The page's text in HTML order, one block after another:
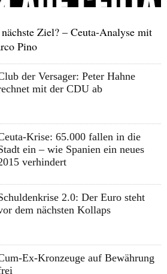
Ziel? – Ceuta-Analyse mit
Pino
der Versager: Peter Hahne
mit der CDU ab
Krise: 65.000 fallen in die
ein – wie Spanien ein neues
verhindert
2.0: Der Euro steht
dem nächsten Kollaps
Ex-Kronzeuge auf Bewährung